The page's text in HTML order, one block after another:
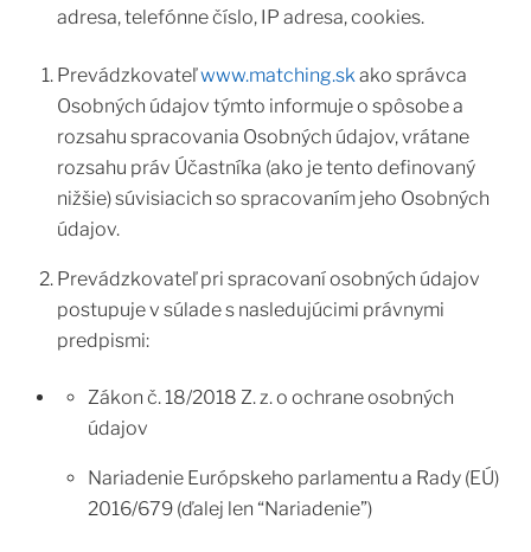
adresa, telefónne číslo, IP adresa, cookies.
Prevádzkovateľwww.matching.sk ako správca
Osobných údajov týmto informuje o spôsobe a
rozsahu spracovania Osobných údajov, vrátane
rozsahu práv Účastníka (ako je tento definovaný
nižšie) súvisiacich so spracovaním jeho Osobných
údajov.
Prevádzkovateľ pri spracovaní osobných údajov
postupuje v súlade s nasledujúcimi právnymi
predpismi:
Zákon č. 18/2018 Z. z. o ochrane osobných
údajov
Nariadenie Európskeho parlamentu a Rady (EÚ)
2016/679 (ďalej len “Nariadenie”)